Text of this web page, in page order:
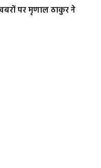
पर मृणाल ठाकुर ने